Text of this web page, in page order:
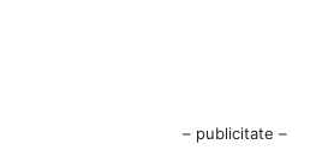
– publicitate –